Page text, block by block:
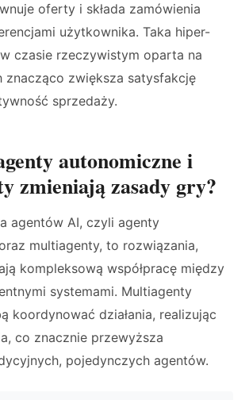
oferty i składa zamówienia
użytkownika. Taka hiper-
czasie rzeczywistym oparta na
znacząco zwiększa satysfakcję
sprzedaży.
autonomiczne i
zmieniają zasady gry?
agentów AI, czyli agenty
multiagenty, to rozwiązania,
kompleksową współpracę między
systemami. Multiagenty
koordynować działania, realizując
co znacznie przewyższa
pojedynczych agentów.